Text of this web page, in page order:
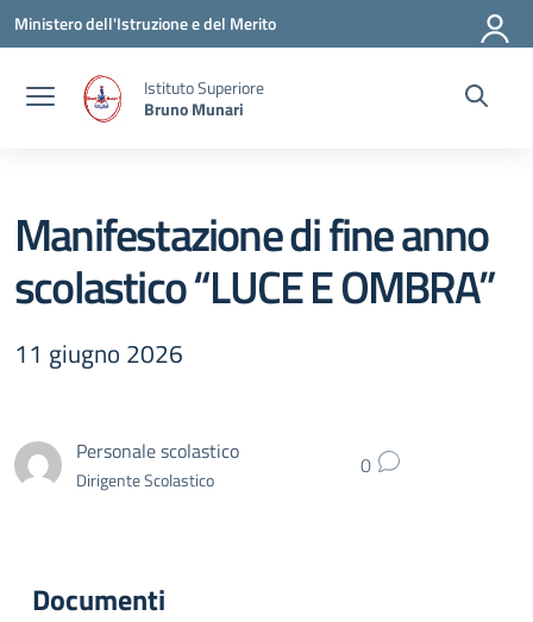
Vai ai contenuti
Vai al menu di navigazione
Vai al footer
Ministero dell'Istruzione e del Merito
Istituto Superiore
Bruno Munari
Manifestazione di fine anno
scolastico “LUCE E OMBRA”
11 giugno 2026
Personale scolastico
Dirigente Scolastico 0
Documenti